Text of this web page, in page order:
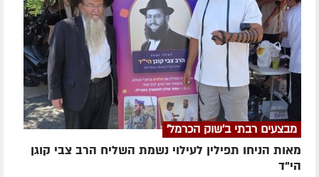
מבצעים רבתי ב'שוק הכרמל'
מאות הניחו תפילין לעילוי נשמת השליח הרב צבי קוגן
הי”ד